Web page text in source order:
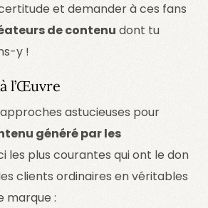
et demander à ces fans
de contenu dont tu
y !
l’Œuvre
astucieuses pour
généré par les
les plus courantes qui ont le don
clients ordinaires en véritables
marque :